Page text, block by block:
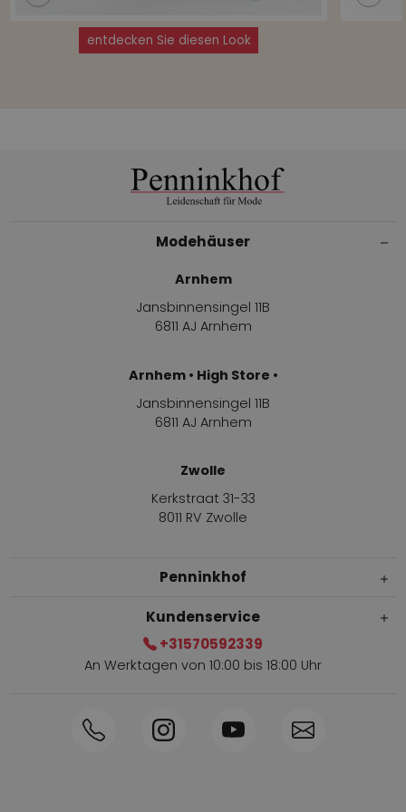
entdecken Sie diesen Look
Modehäuser
Arnhem
Jansbinnensingel 11B
6811 AJ Arnhem
Arnhem • High Store •
Jansbinnensingel 11B
6811 AJ Arnhem
Zwolle
Kerkstraat 31-33
8011 RV Zwolle
Penninkhof
Innerhalb von 1-3 Tagen geliefert
Kundenservice
+31570592339
An Werktagen von 10:00 bis 18:00 Uhr